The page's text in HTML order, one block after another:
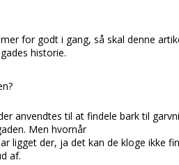
for godt i gang, så skal denne
historie.
anvendtes til at findele bark til
Men hvornår
ligget der, ja det kan de kloge ikke
af.